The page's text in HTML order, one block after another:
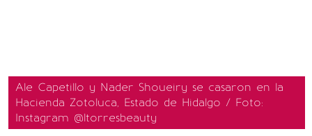
Ale Capetillo y Nader Shoueiry se casaron en la
Hacienda Zotoluca, Estado de Hidalgo / Foto:
Instagram @ltorresbeauty